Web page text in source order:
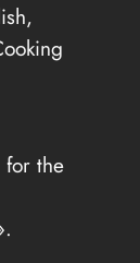
for the